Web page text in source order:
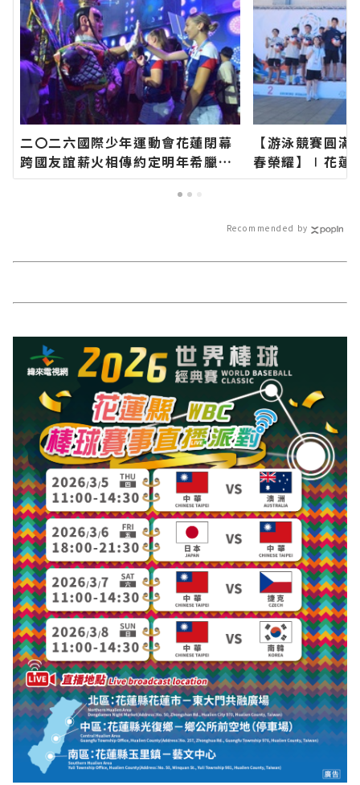
二〇二六國際少年運動會花蓮閉幕
跨國友誼薪火相傳約定明年希臘見
∣花蓮新聞網官方網站各類新聞－
最快速的今日新聞報導 最新的在地
【游泳競賽圓
春榮耀】∣花蓮
類新聞－最快速
Recommended by